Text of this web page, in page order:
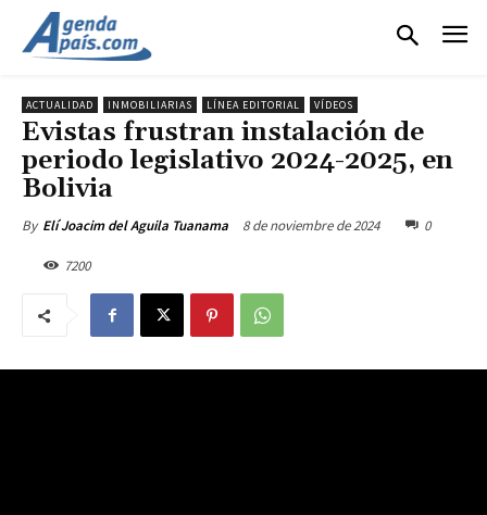
ACTUALIDAD INMOBILIARIAS LÍNEA EDITORIAL VÍDEOS
Evistas frustran instalación de
periodo legislativo 2024-2025, en
Bolivia
By Elí Joacim del Aguila Tuanama 8 de noviembre de 2024 0
7200